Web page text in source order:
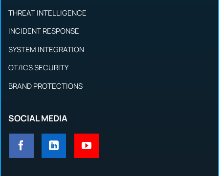
THREAT INTELLIGENCE
INCIDENT RESPONSE
SYSTEM INTEGRATION
OT/ICS SECURITY
BRAND PROTECTIONS
SOCIAL MEDIA